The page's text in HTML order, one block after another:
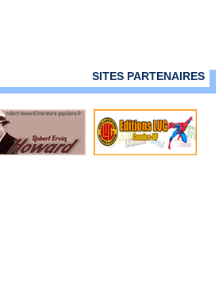
SITES PARTENAIRES